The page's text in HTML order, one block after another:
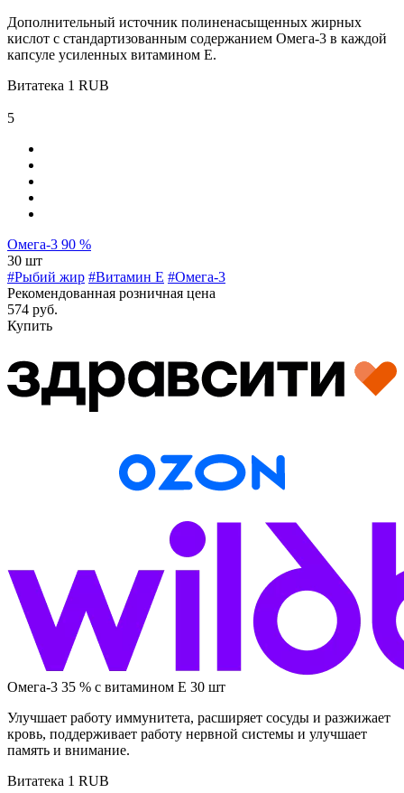
Дополнительный источник полиненасыщенных жирных
кислот с стандартизованным содержанием Омега-3 в каждой
капсуле усиленных витамином Е.
Витатека 1 RUB
5
Омега-3 90 %
30 шт
#Рыбий жир #Витамин E #Омега-3
Рекомендованная розничная цена
574 руб.
Купить
Омега-3 35 % с витамином Е 30 шт
Улучшает работу иммунитета, расширяет сосуды и разжижает
кровь, поддерживает работу нервной системы и улучшает
память и внимание.
Витатека 1 RUB